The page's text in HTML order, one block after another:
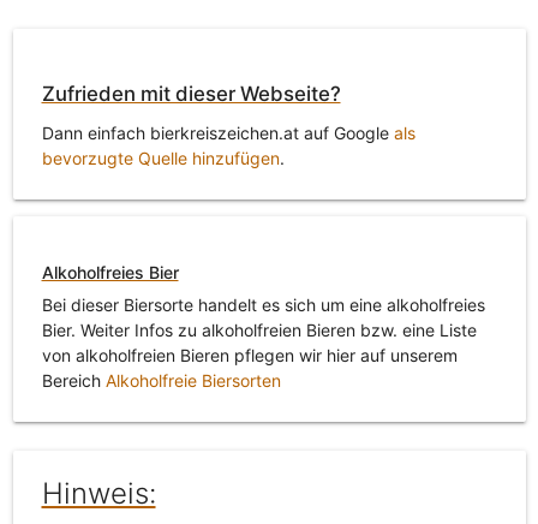
Zufrieden mit dieser Webseite?
Dann einfach bierkreiszeichen.at auf Google als
bevorzugte Quelle hinzufügen.
Alkoholfreies Bier
Bei dieser Biersorte handelt es sich um eine alkoholfreies
Bier. Weiter Infos zu alkoholfreien Bieren bzw. eine Liste
von alkoholfreien Bieren pflegen wir hier auf unserem
Bereich Alkoholfreie Biersorten
Hinweis: